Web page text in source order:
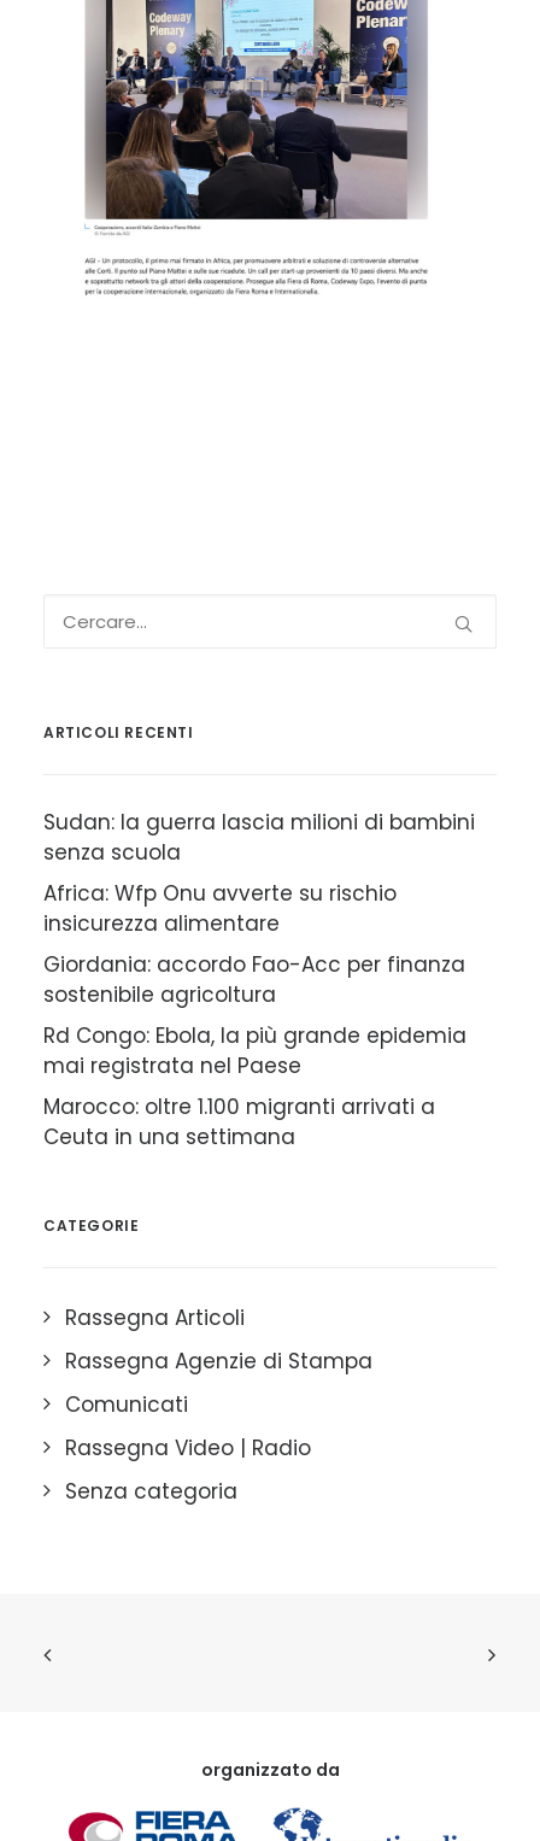
ARTICOLI RECENTI
Sudan: la guerra lascia milioni di bambini
senza scuola
Africa: Wfp Onu avverte su rischio
insicurezza alimentare
Giordania: accordo Fao-Acc per finanza
sostenibile agricoltura
Rd Congo: Ebola, la più grande epidemia
mai registrata nel Paese
Marocco: oltre 1.100 migranti arrivati a
Ceuta in una settimana
CATEGORIE
Rassegna Articoli
Rassegna Agenzie di Stampa
Comunicati
Rassegna Video | Radio
Senza categoria
organizzato da